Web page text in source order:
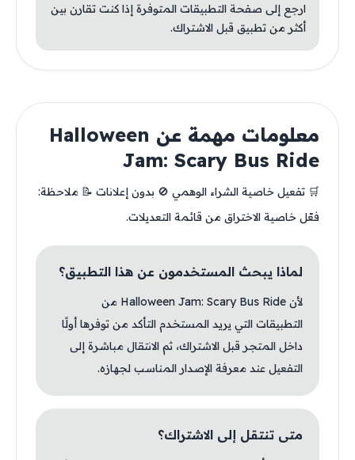
ارجع إلى صفحة التطبيقات المتوفرة إذا كنت تقارن بين
أكثر من تطبيق قبل الاشتراك.
معلومات مهمة عن Halloween
Jam: Scary Bus Ride
🛒 تفعيل خاصية الشراء الوهمي 🚫 بدون إعلانات 📝 ملاحظة:
فعّل خاصية الاختراق من قائمة التعديلات.
لماذا يبحث المستخدمون عن هذا التطبيق؟
لأن Halloween Jam: Scary Bus Ride من
التطبيقات التي يريد المستخدم التأكد من توفرها أولًا
داخل المتجر قبل الاشتراك، ثم الانتقال مباشرة إلى
التفعيل عند معرفة الإصدار المناسب لجهازه.
متى تنتقل إلى الاشتراك؟